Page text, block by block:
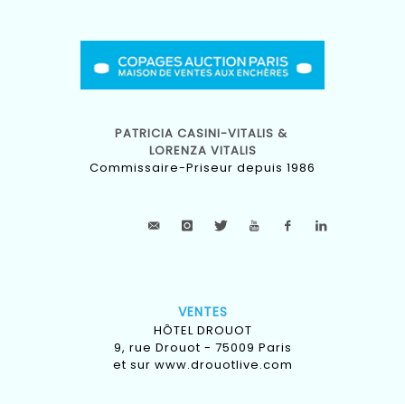
PATRICIA CASINI-VITALIS &
LORENZA VITALIS
Commissaire-Priseur depuis 1986
VENTES
HÔTEL DROUOT
9, rue Drouot - 75009 Paris
et sur www.drouotlive.com